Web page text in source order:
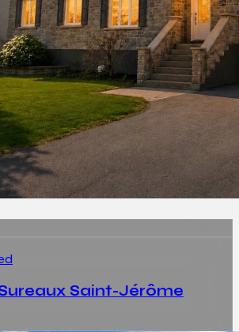
Saint-Jérôme